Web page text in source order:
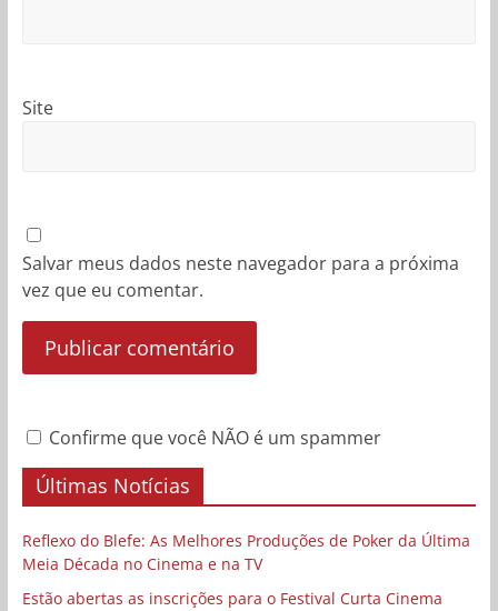
Site
Salvar meus dados neste navegador para a próxima
vez que eu comentar.
Confirme que você NÃO é um spammer
Últimas Notícias
Reflexo do Blefe: As Melhores Produções de Poker da Última
Meia Década no Cinema e na TV
Estão abertas as inscrições para o Festival Curta Cinema